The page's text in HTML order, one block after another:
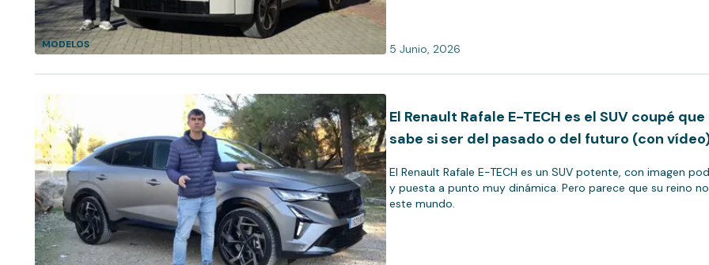
MODELOS 5 Junio, 2026
El Renault Rafale E-TECH es el SUV coupé que
sabe si ser del pasado o del futuro (con
El Renault Rafale E-TECH es un SUV potente, con imagen
y puesta a punto muy dinámica. Pero parece que su reino
este mundo.